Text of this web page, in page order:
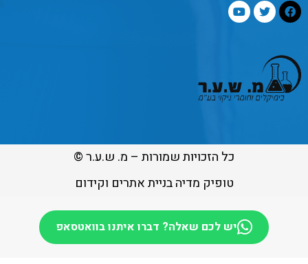
כל הזכויות שמורות – מ. ש.ע.ר ©
טופיק מדיה בניית אתרים וקידום
יש לכם שאלה? דברו איתנו בוואטסאפ